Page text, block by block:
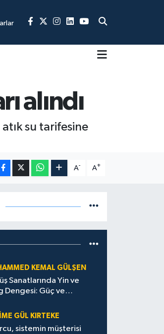
alındı
su tarifesine
A- A+
KEMAL GÜLŞEN
Sanatlarında Yin ve
Dengesi: Güç ve
GÜL KIRTEKE
sistemin müşterisi